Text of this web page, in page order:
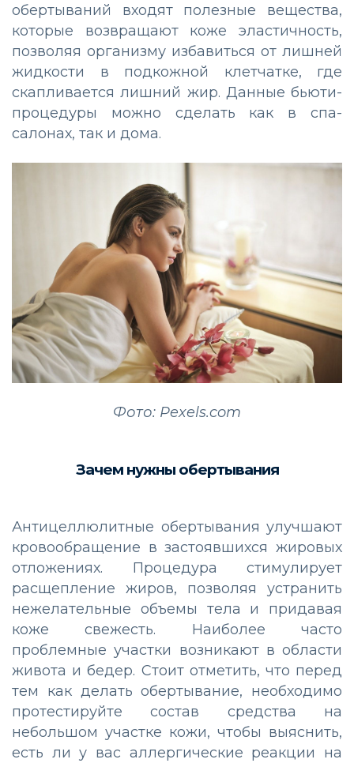
обертываний входят полезные вещества,
которые возвращают коже эластичность,
позволяя организму избавиться от лишней
жидкости в подкожной клетчатке, где
скапливается лишний жир. Данные бьюти-
процедуры можно сделать как в спа-
салонах, так и дома.
Фото: Pexels.com
Зачем нужны обертывания
Антицеллюлитные обертывания улучшают
кровообращение в застоявшихся жировых
отложениях. Процедура стимулирует
расщепление жиров, позволяя устранить
нежелательные объемы тела и придавая
коже свежесть. Наиболее часто
проблемные участки возникают в области
живота и бедер. Стоит отметить, что перед
тем как делать обертывание, необходимо
протестируйте состав средства на
небольшом участке кожи, чтобы выяснить,
есть ли у вас аллергические реакции на